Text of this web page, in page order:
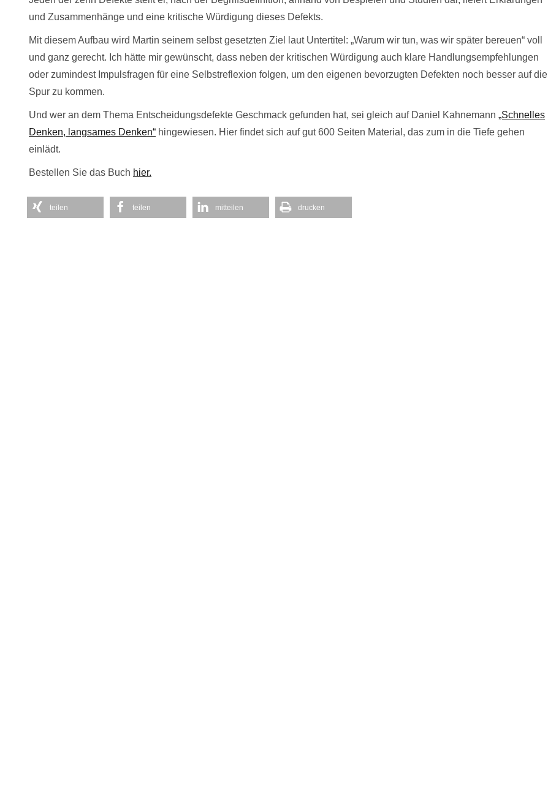
und Zusammenhänge und eine kritische Würdigung dieses Defekts.
Mit diesem Aufbau wird Martin seinem selbst gesetzten Ziel laut Untertitel: „Warum wir tun, was wir später bereuen“ voll
und ganz gerecht. Ich hätte mir gewünscht, dass neben der kritischen Würdigung auch klare Handlungsempfehlungen
oder zumindest Impulsfragen für eine Selbstreflexion folgen, um den eigenen bevorzugten Defekten noch besser auf die
Spur zu kommen.
Und wer an dem Thema Entscheidungsdefekte Geschmack gefunden hat, sei gleich auf Daniel Kahnemann„Schnelles
Denken, langsames Denken“ hingewiesen. Hier findet sich auf gut 600 Seiten Material, das zum in die Tiefe gehen
einlädt.
Bestellen Sie das Buch hier.
teilen teilen mitteilen drucken